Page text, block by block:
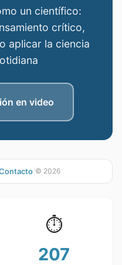
un científico:
crítico,
aplicar la ciencia
en video
| © 2026
⏱️
207